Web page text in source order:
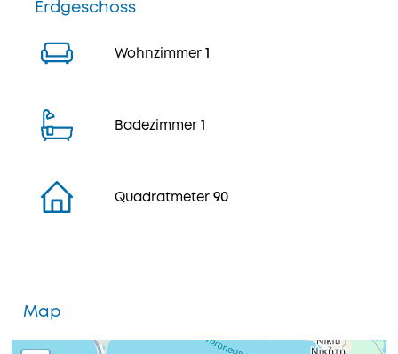
Erdgeschoss
Wohnzimmer
Badezimmer
Quadratmeter 90
Map